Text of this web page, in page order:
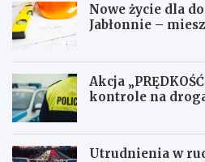
Nowe życie dla
Jabłonnie –
Akcja
kontrole na
Utrudnienia w